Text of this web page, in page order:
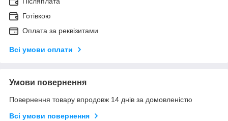
Готівкою
Оплата за реквізитами
Всі умови оплати
Умови повернення
Повернення товару впродовж 14 днів за домовленістю
Всі умови повернення